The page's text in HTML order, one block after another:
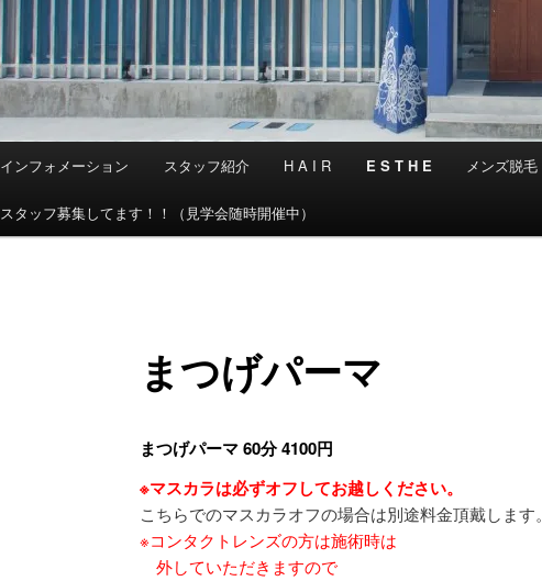
インフォメーション スタッフ紹介 H A I R E S T H E メンズ脱毛
スタッフ募集してます！！（見学会随時開催中）
まつげパーマ
まつげパーマ 60分 4100円
※マスカラは必ずオフしてお越しください。
こちらでのマスカラオフの場合は別途料金頂戴します。
※コンタクトレンズの方は施術時は
外していただきますので